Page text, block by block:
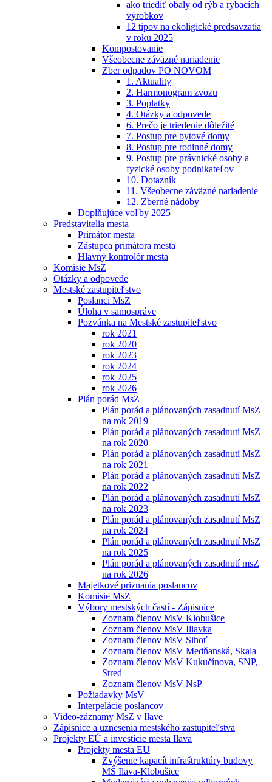
ako triediť obaly od rýb a rybacích
výrobkov
12 tipov na ekoligické predsavzatia
v roku 2025
Kompostovanie
Všeobecne záväzné nariadenie
Zber odpadov PO NOVOM
1. Aktuality
2. Harmonogram zvozu
3. Poplatky
4. Otázky a odpovede
6. Prečo je triedenie dôležité
7. Postup pre bytové domy
8. Postup pre rodinné domy
9. Postup pre právnické osoby a
fyzické osoby podnikateľov
10. Dotazník
11. Všeobecne záväzné nariadenie
12. Zberné nádoby
Doplňujúce voľby 2025
Predstavitelia mesta
Primátor mesta
Zástupca primátora mesta
Hlavný kontrolór mesta
Komisie MsZ
Otázky a odpovede
Mestské zastupiteľstvo
Poslanci MsZ
Úloha v samospráve
Pozvánka na Mestské zastupiteľstvo
rok 2021
rok 2020
rok 2023
rok 2024
rok 2025
rok 2026
Plán porád MsZ
Plán porád a plánovaných zasadnutí MsZ
na rok 2019
Plán porád a plánovaných zasadnutí MsZ
na rok 2020
Plán porád a plánovaných zasadnutí MsZ
na rok 2021
Plán porád a plánovaných zasadnutí MsZ
na rok 2022
Plán porád a plánovaných zasadnutí MsZ
na rok 2023
Plán porád a plánovaných zasadnutí MsZ
na rok 2024
Plán porád a plánovaných zasadnutí MsZ
na rok 2025
Plán porád a plánovaných zasadnutí msZ
na rok 2026
Majetkové priznania poslancov
Komisie MsZ
Výbory mestských častí - Zápisnice
Zoznam členov MsV Klobušice
Zoznam členov MsV Iliavka
Zoznam členov MsV Sihoť
Zoznam členov MsV Medňanská, Skala
Zoznam členov MsV Kukučínova, SNP,
Stred
Zoznam členov MsV NsP
Požiadavky MsV
Interpelácie poslancov
Video-záznamy MsZ v Ilave
Zápisnice a uznesenia mestského zastupiteľstva
Projekty EÚ a investície mesta Ilava
Projekty mesta EU
Zvýšenie kapacít infraštruktúry budovy
MŠ Ilava-Klobušice